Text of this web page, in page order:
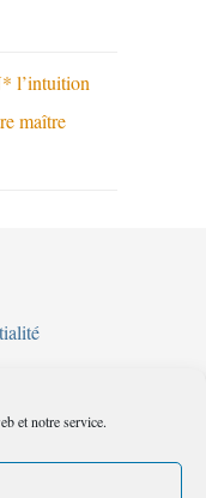
et notre service.
l’intuition
maître